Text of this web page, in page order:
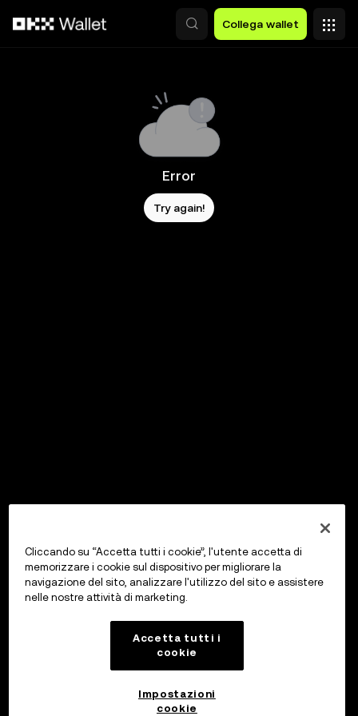
Collega wallet
Error
Try again!
Cliccando su “Accetta tutti i cookie”, l'utente accetta di
memorizzare i cookie sul dispositivo per migliorare la
navigazione del sito, analizzare l'utilizzo del sito e assistere
nelle nostre attività di marketing.
Accetta tutti i
cookie
Impostazioni
cookie